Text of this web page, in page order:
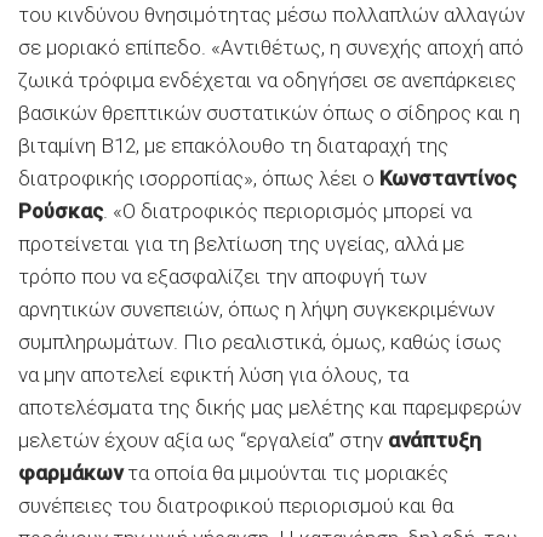
του κινδύνου θνησιμότητας μέσω πολλαπλών αλλαγών
σε μοριακό επίπεδο. «Αντιθέτως, η συνεχής αποχή από
ζωικά τρόφιμα ενδέχεται να οδηγήσει σε ανεπάρκειες
βασικών θρεπτικών συστατικών όπως ο σίδηρος και η
βιταμίνη B12, με επακόλουθο τη διαταραχή της
διατροφικής ισορροπίας», όπως λέει ο Κωνσταντίνος
Ρούσκας. «Ο διατροφικός περιορισμός μπορεί να
προτείνεται για τη βελτίωση της υγείας, αλλά με
τρόπο που να εξασφαλίζει την αποφυγή των
αρνητικών συνεπειών, όπως η λήψη συγκεκριμένων
συμπληρωμάτων. Πιο ρεαλιστικά, όμως, καθώς ίσως
να μην αποτελεί εφικτή λύση για όλους, τα
αποτελέσματα της δικής μας μελέτης και παρεμφερών
μελετών έχουν αξία ως “εργαλεία” στην ανάπτυξη
φαρμάκωντα οποία θα μιμούνται τις μοριακές
συνέπειες του διατροφικού περιορισμού και θα